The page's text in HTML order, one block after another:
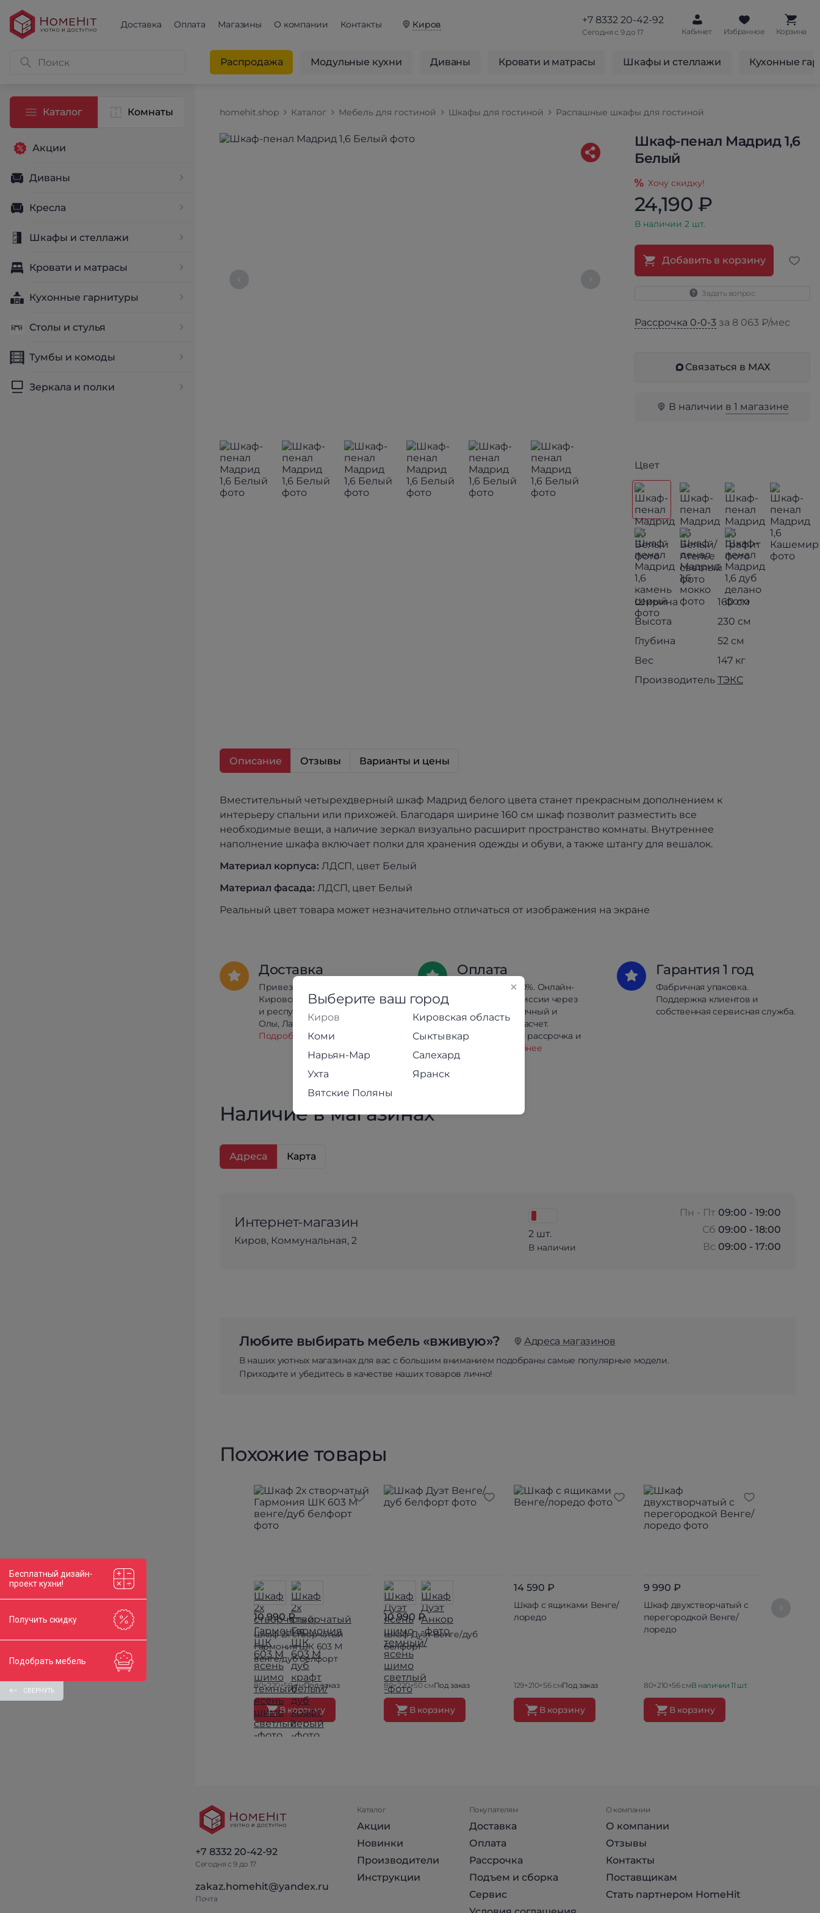
Доставка Оплата Магазины О компании Контакты Киров +7 8332 20-42-92
Сегодня с 9 до 17 Кабинет Избранное Корзина
Распродажа Модульные кухни Диваны Кровати и матрасы Шкафы и стеллажи Кухонные
Каталог Комнаты
Акции
Диваны
Кресла
Шкафы и стеллажи
Кровати и матрасы
Кухонные гарнитуры
Столы и стулья
Тумбы и комоды
Зеркала и полки
homehit.shop Каталог Мебель для гостиной Шкафы для гостиной Распашные шкафы для гостиной
Шкаф-пенал Мадрид 1,6
Белый
Хочу скидку!
24,190 ₽
В наличии 2 шт.
Добавить в корзину
Задать вопрос
Рассрочка 0-0-3 за 8 063 ₽/мес
Связаться в МАХ
В наличии в 1 магазине
Цвет
Ширина
160 см
Высота
230 см
Глубина
52 см
Вес
147 кг
Производитель ТЭКС
Описание Отзывы Варианты и цены
Вместительный четырехдверный шкаф Мадрид белого цвета станет прекрасным дополнением к
интерьеру спальни или прихожей. Благодаря ширине 160 см шкаф позволит разместить все
необходимые вещи, а наличие зеркал визуально расширит пространство комнаты. Внутреннее
наполнение шкафа включает полки для хранения одежды и обуви, а также штангу для вешалок.
Материал корпуса: ЛДСП, цвет Белый
Материал фасада: ЛДСП, цвет Белый
Реальный цвет товара может незначительно отличаться от изображения на экране
Доставка
Привезём в любой район
Кировской области
и республики Коми, Йошкар-
Олы, Лабытнанги и Салехарда.
Подробнее
Оплата
Предоплата 100%. Онлайн-
оплата без комиссии через
Сбербанк. Наличный и
безналичный расчет.
Беспроцентная рассрочка и
Подробнее
Гарантия 1 год
Фабричная упаковка.
Поддержка клиентов и
собственная сервисная служба.
Наличие в магазинах
Адреса Карта
Интернет-магазин
Киров, Коммунальная, 2
2 шт.
В наличии
Пн - Пт 09:00 - 19:00
Сб 09:00 - 18:00
Вс 09:00 - 17:00
Любите выбирать мебель «вживую»? Адреса магазинов
В наших уютных магазинах для вас с большим вниманием подобраны самые популярные модели.
Приходите и убедитесь в качестве наших товаров лично!
Похожие товары
10 990 ₽
Шкаф 2х створчатый
Гармония ШК 603 М
венге/дуб белфорт
80×220×50 смПод заказ
В корзину
10 990 ₽
Шкаф Дуэт Венге/дуб
белфорт
80×220×50 смПод заказ
В корзину
14 590 ₽
Шкаф с ящиками Венге/
лоредо
129×210×56 смПод заказ
В корзину
9 990 ₽
Шкаф двухстворчатый с
перегородкой Венге/
лоредо
80×210×56 смВ наличии 11 шт.
В корзину
Выберите ваш город
Киров
Кировская область
Коми
Сыктывкар
Нарьян-Мар
Салехард
Ухта
Яранск
Вятские Поляны
+7 8332 20-42-92
Сегодня с 9 до 17
zakaz.homehit@yandex.ru
Почта
Каталог
Акции
Новинки
Производители
Инструкции
Покупателям
Доставка
Оплата
Рассрочка
Подъем и сборка
Сервис
О компании
О компании
Отзывы
Контакты
Поставщикам
Стать партнером HomeHit
Бесплатный дизайн-
проект кухни!
Получить скидку
Подобрать мебель
СВЕРНУТЬ